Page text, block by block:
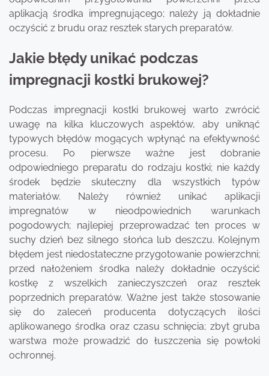
aplikacją środka impregnującego; należy ją dokładnie
oczyścić z brudu oraz resztek starych preparatów.
Jakie błędy unikać podczas
impregnacji kostki brukowej?
Podczas impregnacji kostki brukowej warto zwrócić
uwagę na kilka kluczowych aspektów, aby uniknąć
typowych błędów mogących wpłynąć na efektywność
procesu. Po pierwsze ważne jest dobranie
odpowiedniego preparatu do rodzaju kostki; nie każdy
środek będzie skuteczny dla wszystkich typów
materiałów. Należy również unikać aplikacji
impregnatów w nieodpowiednich warunkach
pogodowych; najlepiej przeprowadzać ten proces w
suchy dzień bez silnego słońca lub deszczu. Kolejnym
błędem jest niedostateczne przygotowanie powierzchni;
przed nałożeniem środka należy dokładnie oczyścić
kostkę z wszelkich zanieczyszczeń oraz resztek
poprzednich preparatów. Ważne jest także stosowanie
się do zaleceń producenta dotyczących ilości
aplikowanego środka oraz czasu schnięcia; zbyt gruba
warstwa może prowadzić do łuszczenia się powłoki
ochronnej.